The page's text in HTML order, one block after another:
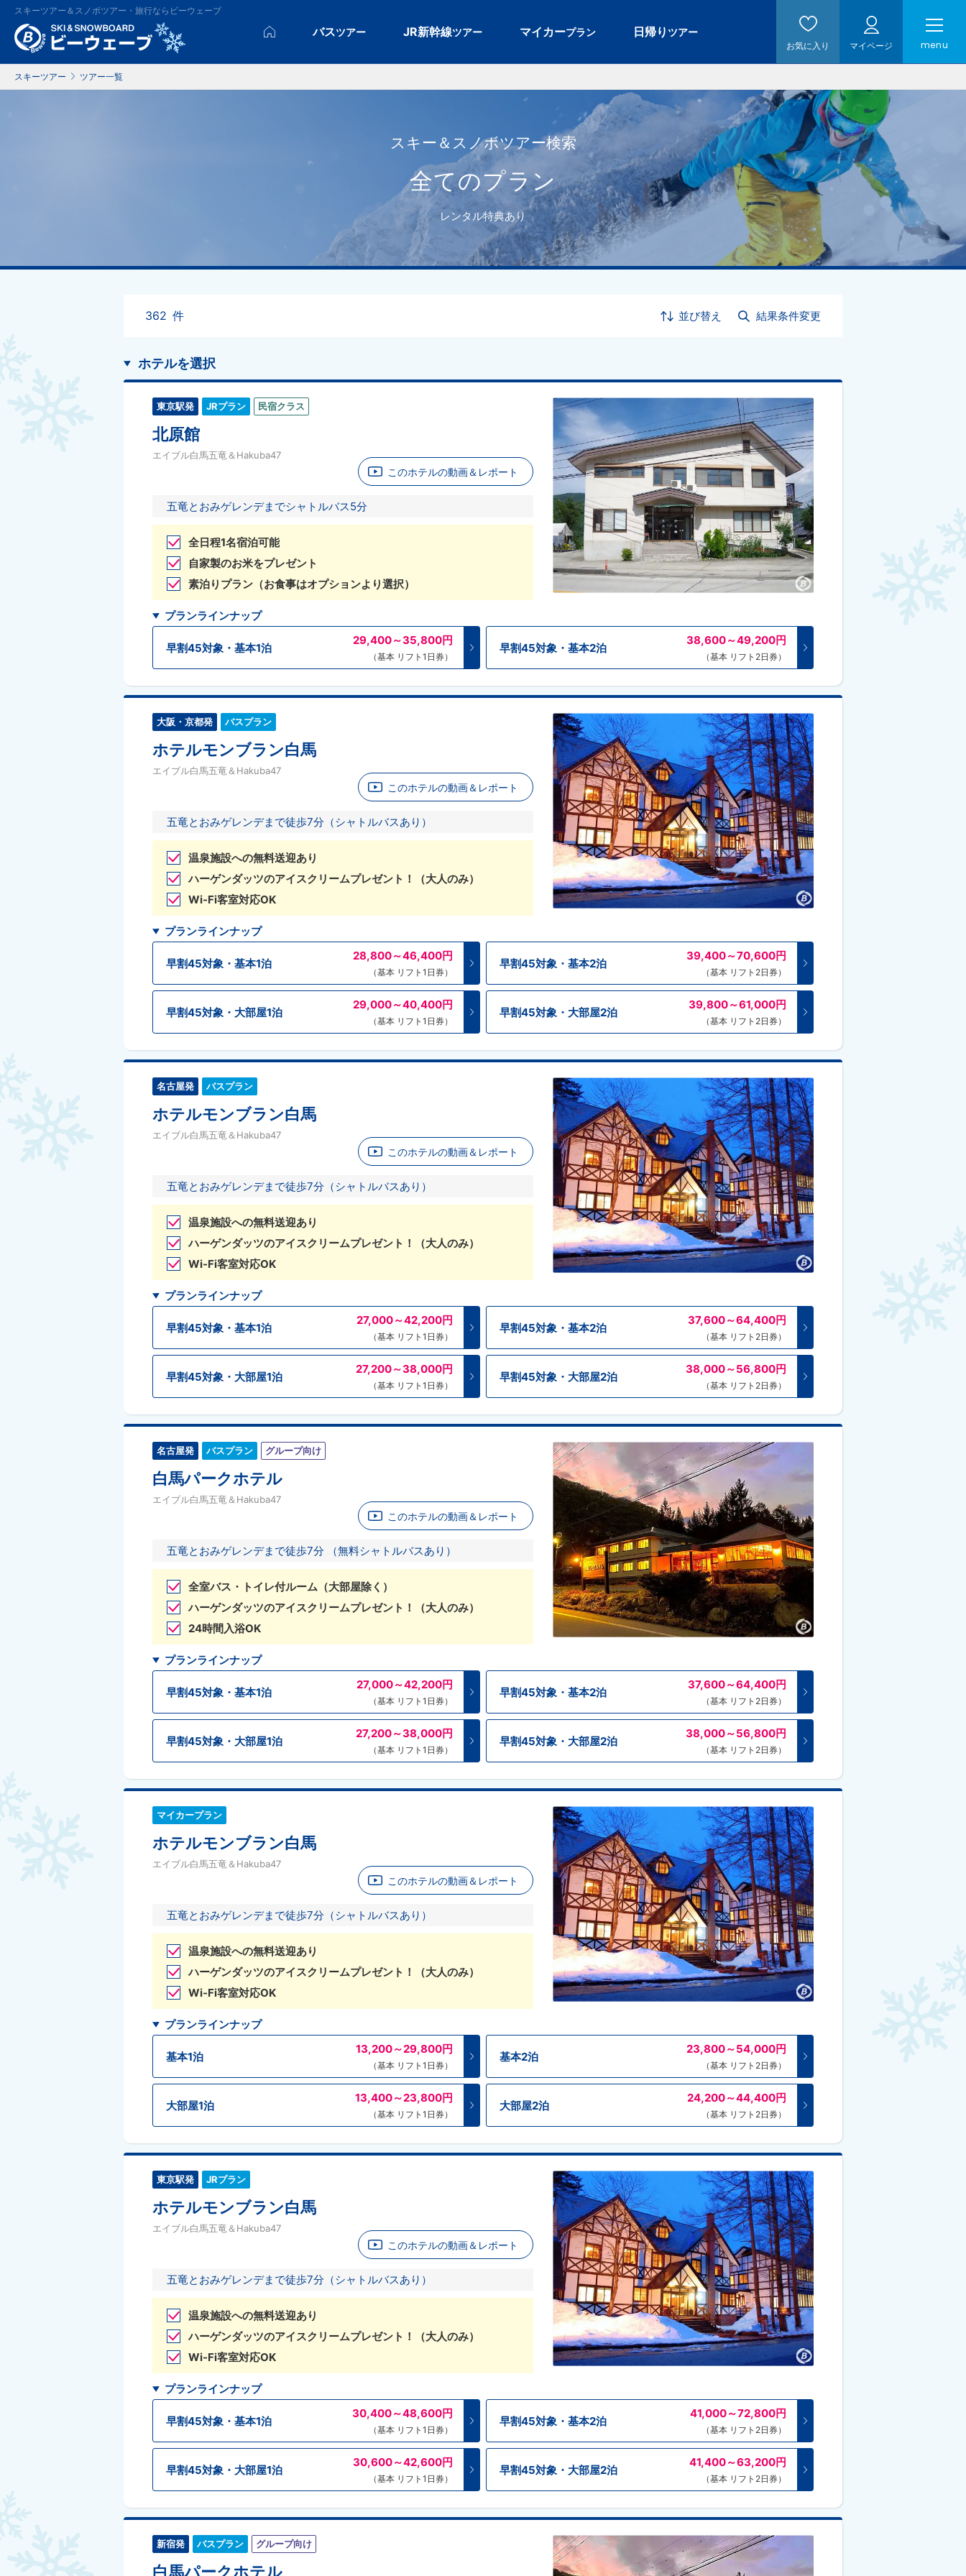
スキーツアー＆スノボツアー・旅行ならビーウェーブ
バスツアー JR新幹線ツアー マイカープラン 日帰り ツアー
お気に入り マイページ menu
スキーツアー ツアー一覧
スキー＆スノボツアー検索
全てのプラン
レンタル特典あり
362 件 並び替え 結果条件変更
ホテルを選択
東京駅発 JRプラン 民宿クラス
北原館
エイブル白馬五竜＆Hakuba47
このホテルの動画＆レポート
五竜とおみゲレンデまでシャトルバス5分
全日程1名宿泊可能
自家製のお米をプレゼント
素泊りプラン（お食事はオプションより選択）
プランラインナップ
早割45対象・基本1泊
29,400～35,800円
（基本 リフト1日券）
早割45対象・基本2泊
38,600～49,200円
（基本 リフト2日券）
大阪・京都発 バスプラン
ホテルモンブラン白馬
エイブル白馬五竜＆Hakuba47
このホテルの動画＆レポート
五竜とおみゲレンデまで徒歩7分（シャトルバスあり）
温泉施設への無料送迎あり
ハーゲンダッツのアイスクリームプレゼント！（大人のみ）
Wi-Fi客室対応OK
プランラインナップ
早割45対象・基本1泊
28,800～46,400円
（基本 リフト1日券）
早割45対象・基本2泊
39,400～70,600円
（基本 リフト2日券）
早割45対象・大部屋1泊
29,000～40,400円
（基本 リフト1日券）
早割45対象・大部屋2泊
39,800～61,000円
（基本 リフト2日券）
名古屋発 バスプラン
ホテルモンブラン白馬
エイブル白馬五竜＆Hakuba47
このホテルの動画＆レポート
五竜とおみゲレンデまで徒歩7分（シャトルバスあり）
温泉施設への無料送迎あり
ハーゲンダッツのアイスクリームプレゼント！（大人のみ）
Wi-Fi客室対応OK
プランラインナップ
早割45対象・基本1泊
27,000～42,200円
（基本 リフト1日券）
早割45対象・基本2泊
37,600～64,400円
（基本 リフト2日券）
早割45対象・大部屋1泊
27,200～38,000円
（基本 リフト1日券）
早割45対象・大部屋2泊
38,000～56,800円
（基本 リフト2日券）
名古屋発 バスプラン グループ向け
白馬パークホテル
エイブル白馬五竜＆Hakuba47
このホテルの動画＆レポート
五竜とおみゲレンデまで徒歩7分 （無料シャトルバスあり）
全室バス・トイレ付ルーム（大部屋除く）
ハーゲンダッツのアイスクリームプレゼント！（大人のみ）
24時間入浴OK
プランラインナップ
早割45対象・基本1泊
27,000～42,200円
（基本 リフト1日券）
早割45対象・基本2泊
37,600～64,400円
（基本 リフト2日券）
早割45対象・大部屋1泊
27,200～38,000円
（基本 リフト1日券）
早割45対象・大部屋2泊
38,000～56,800円
（基本 リフト2日券）
マイカープラン
ホテルモンブラン白馬
エイブル白馬五竜＆Hakuba47
このホテルの動画＆レポート
五竜とおみゲレンデまで徒歩7分（シャトルバスあり）
温泉施設への無料送迎あり
ハーゲンダッツのアイスクリームプレゼント！（大人のみ）
Wi-Fi客室対応OK
プランラインナップ
基本1泊
13,200～29,800円
（基本 リフト1日券）
基本2泊
23,800～54,000円
（基本 リフト2日券）
大部屋1泊
13,400～23,800円
（基本 リフト1日券）
大部屋2泊
24,200～44,400円
（基本 リフト2日券）
東京駅発 JRプラン
ホテルモンブラン白馬
エイブル白馬五竜＆Hakuba47
このホテルの動画＆レポート
五竜とおみゲレンデまで徒歩7分（シャトルバスあり）
温泉施設への無料送迎あり
ハーゲンダッツのアイスクリームプレゼント！（大人のみ）
Wi-Fi客室対応OK
プランラインナップ
早割45対象・基本1泊
30,400～48,600円
（基本 リフト1日券）
早割45対象・基本2泊
41,000～72,800円
（基本 リフト2日券）
早割45対象・大部屋1泊
30,600～42,600円
（基本 リフト1日券）
早割45対象・大部屋2泊
41,400～63,200円
（基本 リフト2日券）
新宿発 バスプラン グループ向け
白馬パークホテル